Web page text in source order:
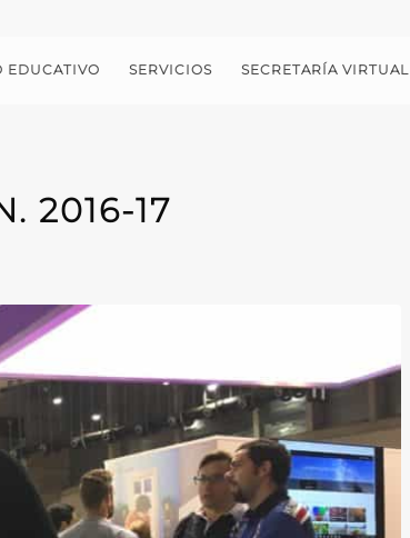
EDUCATIVO SERVICIOS SECRETARÍA VIRTUAL
2016-17